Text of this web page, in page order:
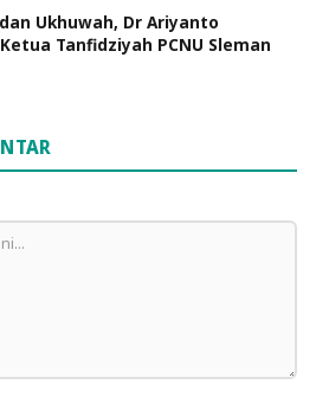
Ukhuwah, Dr Ariyanto
Tanfidziyah PCNU Sleman